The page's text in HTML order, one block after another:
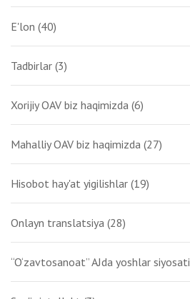
E'lon (40)
Tadbirlar (3)
Xorijiy OAV biz haqimizda (6)
Mahalliy OAV biz haqimizda (27)
Hisobot hay'at yigilishlar (19)
Onlayn translatsiya (28)
“O‘zavtosanoat” AJda yoshlar siyosati